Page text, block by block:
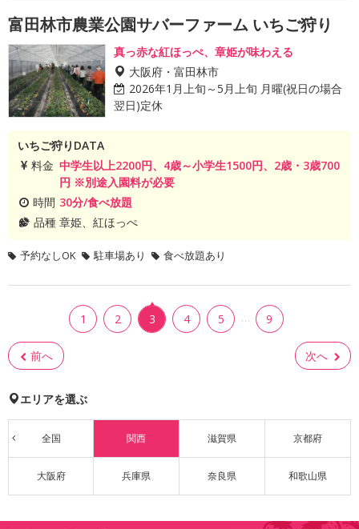
富田林市農業公園サバーファーム いちご狩り
真っ赤な紅ほっぺ、章姫が味わえる
大阪府・富田林市
2026年1月上旬～5月上旬 月曜(祝日の場合
翌日)定休
いちご狩りDATA
料金 中学生以上2200円、4歳～小学生1500円、2歳・3歳700
円 ※別途入園料が必要
時間 30分/食べ放題
品種 章姫、紅ほっぺ
予約なしOK 駐車場あり 食べ放題あり
前へ
1 2 3 4 5 … 9
次へ
エリアを選ぶ
全国 関西 滋賀県 京都府
大阪府 兵庫県 奈良県 和歌山県